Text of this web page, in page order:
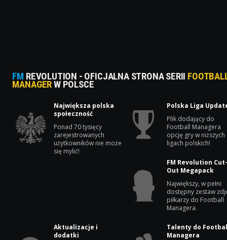
FM REVOLUTION - OFICJALNA STRONA SERII
MANAGERW POLSCE
Największa polska
społeczność
Ponad 70 tysięcy
zarejestrowanych
użytkowników nie może
się mylić!
Polska Liga
Plik dodający do
Football Managera
opcję gry w niższych
ligach polskich!
FM Revolution
Out Megapack
Największy, w pełni
dostępny zestaw
piłkarzy do Football
Managera.
Aktualizacje i
dodatki
Talenty do
Managera